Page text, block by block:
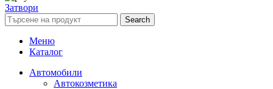
Затвори
Search
Меню
Каталог
Автомобили
Автокозметика